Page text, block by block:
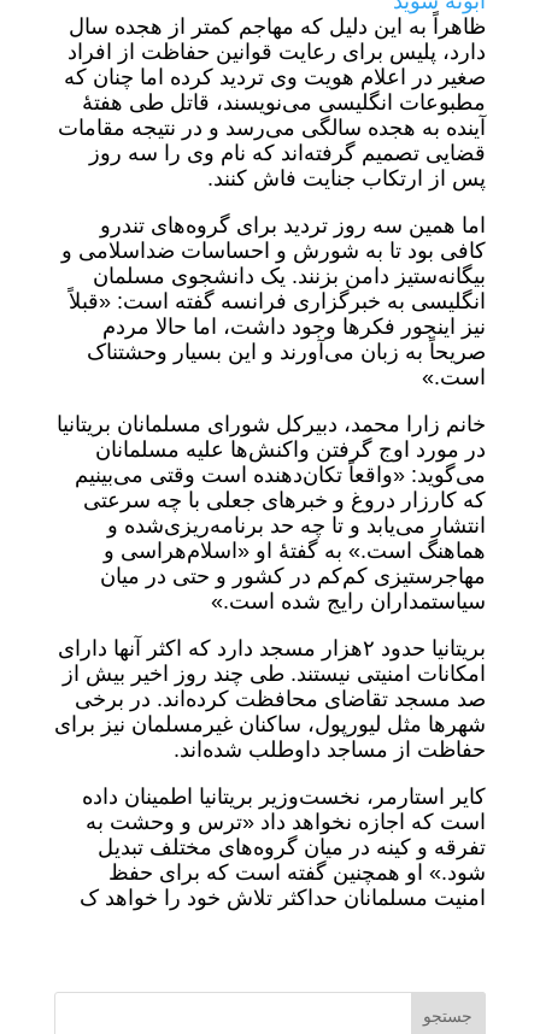
ظاهراً به این دلیل که مهاجم کمتر از هجده سال
دارد، پلیس برای رعایت قوانین حفاظت از افراد
صغیر در اعلام هویت وی تردید کرده اما چنان که
مطبوعات انگلیسی می‌نویسند، قاتل طی هفتۀ
آینده به هجده سالگی می‌رسد و در نتیجه مقامات
قضایی تصمیم گرفته‌اند که نام وی را سه روز
پس از ارتکاب جنایت فاش کنند.
اما همین سه روز تردید برای گروه‌های تندرو
کافی بود تا به شورش و احساسات ضداسلامی و
بیگانه‌ستیز دامن بزنند. یک دانشجوی مسلمان
انگلیسی به خبرگزاری فرانسه گفته است: «قبلاً
نیز اینجور فکرها وجود داشت، اما حالا مردم
صریحاً به زبان می‌آورند و این بسیار وحشتناک
است.»
خانم زارا محمد، دبیرکل شورای مسلمانان بریتانیا
در مورد اوج گرفتن واکنش‌ها علیه مسلمانان
می‌گوید: «واقعاً تکان‌دهنده است وقتی می‌بینیم
که کارزار دروغ و خبرهای جعلی با چه سرعتی
انتشار می‌یابد و تا چه حد برنامه‌ریزی‌شده و
هماهنگ است.» به گفتۀ او «اسلام‌هراسی و
مهاجرستیزی کم‌کم در کشور و حتی در میان
سیاستمداران رایج شده است.»
بریتانیا حدود ۲‌هزار مسجد دارد که اکثر آنها دارای
امکانات امنیتی نیستند. طی چند روز اخیر بیش از
صد مسجد تقاضای محافظت کرده‌اند. در برخی
شهرها مثل لیورپول، ساکنان غیرمسلمان نیز برای
حفاظت از مساجد داوطلب شده‌اند.
کا‌یر استارمر، نخست‌وزیر بریتانیا اطمینان داده
است که اجازه نخواهد داد «ترس و وحشت به
تفرقه و کینه در میان گروه‌های مختلف تبدیل
شود.» او همچنین گفته است که برای حفظ
امنیت مسلمانان حداکثر تلاش خود را خواهد ک
جستجو